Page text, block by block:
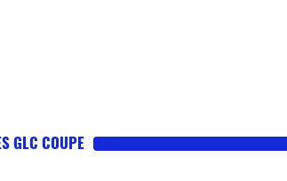
GLC COUPE